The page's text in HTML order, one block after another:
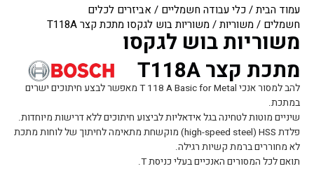
עמוד הבית/כלי עבודה חשמליים / אביזרים לכלים
חשמלים /משוריות/ משוריות בוש לגקסו מתכת קצר T118A
משוריות בוש לגקסו
מתכת קצר T118A
להב למסור אנכי T 118 A Basic for Metal מאפשר לבצע חיתוכים ישרים
במתכת.
שיניים מוטות לטחינה בגל אידאליות לביצוע חיתוכים ללא דרישות מיוחדות.
פלדת HSS (‏high-speed steel) מוקשחת מתאימה לחיתוך של לוחות מתכת
לא מחוררים ברמת קשיות רגילה.
תואם לכל המסורים האנכיים בעלי כניסת T.